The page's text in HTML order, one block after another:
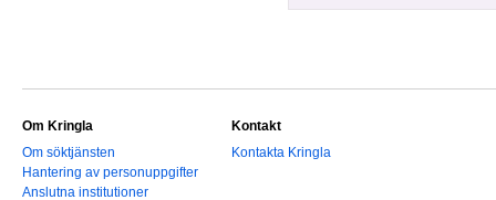
Om Kringla
Om söktjänsten
Hantering av personuppgifter
Anslutna institutioner
Kontakt
Kontakta Kringla